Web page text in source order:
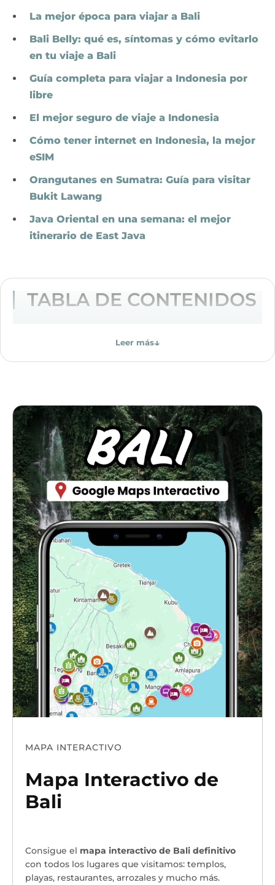
La mejor época para viajar a Bali
Bali Belly: qué es, síntomas y cómo evitarlo
en tu viaje a Bali
Guía completa para viajar a Indonesia por
libre
El mejor seguro de viaje a Indonesia
Cómo tener internet en Indonesia, la mejor
eSIM
Orangutanes en Sumatra: Guía para visitar
Bukit Lawang
Java Oriental en una semana: el mejor
itinerario de East Java
TABLA DE CONTENIDOS
Leer más↓
MAPA INTERACTIVO
Mapa Interactivo de
Bali
Consigue el mapa interactivo de Bali definitivo
con todos los lugares que visitamos: templos,
playas, restaurantes, arrozales y mucho más.